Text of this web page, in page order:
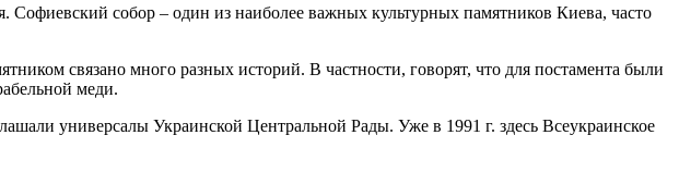
Софиевский собор – один из наиболее важных культурных памятников Киева, часто
связано много разных историй. В частности, говорят, что для постамента были
меди.
универсалы Украинской Центральной Рады. Уже в 1991 г. здесь Всеукраинское